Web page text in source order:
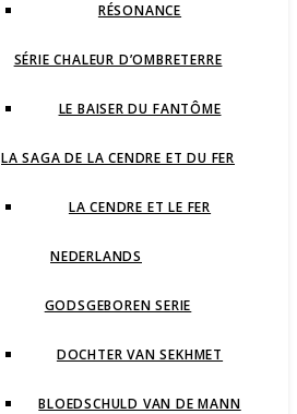
RÉSONANCE
SÉRIE CHALEUR D’OMBRETERRE
LE BAISER DU FANTÔME
LA SAGA DE LA CENDRE ET DU FER
LA CENDRE ET LE FER
NEDERLANDS
GODSGEBOREN SERIE
DOCHTER VAN SEKHMET
BLOEDSCHULD VAN DE MANN